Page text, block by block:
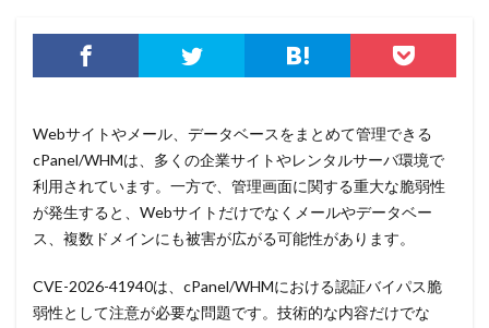
Webサイトやメール、データベースをまとめて管理できる
cPanel/WHMは、多くの企業サイトやレンタルサーバ環境で
利用されています。一方で、管理画面に関する重大な脆弱性
が発生すると、Webサイトだけでなくメールやデータベー
ス、複数ドメインにも被害が広がる可能性があります。
CVE-2026-41940は、cPanel/WHMにおける認証バイパス脆
弱性として注意が必要な問題です。技術的な内容だけでな